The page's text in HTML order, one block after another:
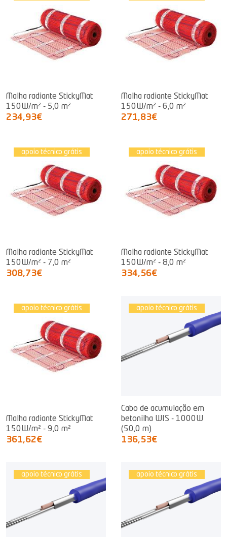
Malha radiante StickyMat
150W/m² - 5,0 m²
234,93€
Malha radiante StickyMat
150W/m² - 6,0 m²
271,83€
apoio técnico grátis
Malha radiante StickyMat
150W/m² - 7,0 m²
308,73€
apoio técnico grátis
Malha radiante StickyMat
150W/m² - 8,0 m²
334,56€
apoio técnico grátis
Malha radiante StickyMat
150W/m² - 9,0 m²
361,62€
apoio técnico grátis
Cabo de acumulação em
betonilha WIS - 1000W
(50,0 m)
136,53€
apoio técnico grátis apoio técnico grátis